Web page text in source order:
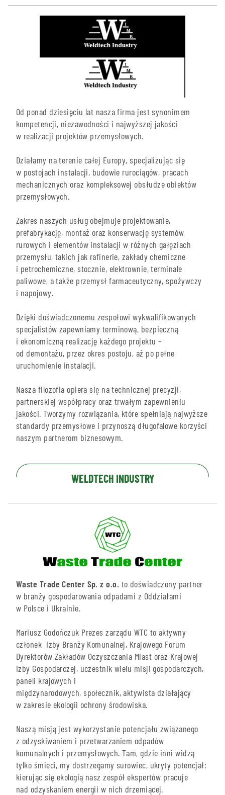
Od ponad dziesięciu lat nasza firma jest synonimem
kompetencji, niezawodności i najwyższej jakości
w realizacji projektów przemysłowych.
Działamy na terenie całej Europy, specjalizując się
w postojach instalacji, budowie rurociągów, pracach
mechanicznych oraz kompleksowej obsłudze obiektów
przemysłowych.
Zakres naszych usług obejmuje projektowanie,
prefabrykację, montaż oraz konserwację systemów
rurowych i elementów instalacji w różnych gałęziach
przemysłu, takich jak rafinerie, zakłady chemiczne
i petrochemiczne, stocznie, elektrownie, terminale
paliwowe, a także przemysł farmaceutyczny, spożywczy
i napojowy.
Dzięki doświadczonemu zespołowi wykwalifikowanych
specjalistów zapewniamy terminową, bezpieczną
i ekonomiczną realizację każdego projektu –
od demontażu, przez okres postoju, aż po pełne
uruchomienie instalacji.
Nasza filozofia opiera się na technicznej precyzji,
partnerskiej współpracy oraz trwałym zapewnieniu
jakości. Tworzymy rozwiązania, które spełniają najwyższe
standardy przemysłowe i przynoszą długofalowe korzyści
naszym partnerom biznesowym.
WELDTECH INDUSTRY
Waste Trade Center Sp. z o.o. to doświadczony partner
w branży gospodarowania odpadami z Oddziałami
w Polsce i Ukrainie.
Mariusz Godończuk Prezes zarządu WTC to aktywny
członek Izby Branży Komunalnej, Krajowego Forum
Dyrektorów Zakładów Oczyszczania Miast oraz Krajowej
Izby Gospodarczej, uczestnik wielu misji gospodarczych,
paneli krajowych i
międzynarodowych, społecznik, aktywista działający
w zakresie ekologii ochrony środowiska.
Naszą misją jest wykorzystanie potencjału związanego
z odzyskiwaniem i przetwarzaniem odpadów
komunalnych i przemysłowych. Tam, gdzie inni widzą
tylko śmieci, my dostrzegamy surowiec, ukryty potencjał:
kierując się ekologią nasz zespół ekspertów pracuje
nad odzyskaniem energii w nich drzemiącej.